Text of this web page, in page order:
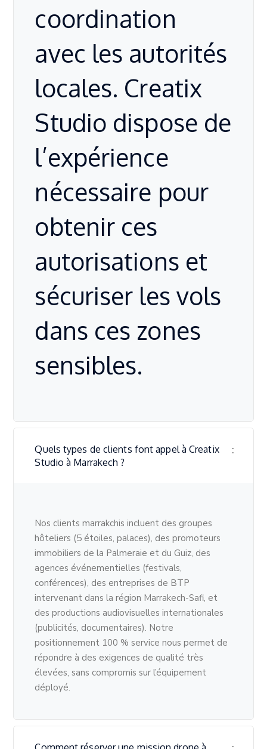
coordination
avec les autorités
locales. Creatix
Studio dispose de
l’expérience
nécessaire pour
obtenir ces
autorisations et
sécuriser les vols
dans ces zones
sensibles.
Quels types de clients font appel à Creatix
Studio à Marrakech ?
Nos clients marrakchis incluent des groupes
hôteliers (5 étoiles, palaces), des promoteurs
immobiliers de la Palmeraie et du Guiz, des
agences événementielles (festivals,
conférences), des entreprises de BTP
intervenant dans la région Marrakech-Safi, et
des productions audiovisuelles internationales
(publicités, documentaires). Notre
positionnement 100 % service nous permet de
répondre à des exigences de qualité très
élevées, sans compromis sur l’équipement
déployé.